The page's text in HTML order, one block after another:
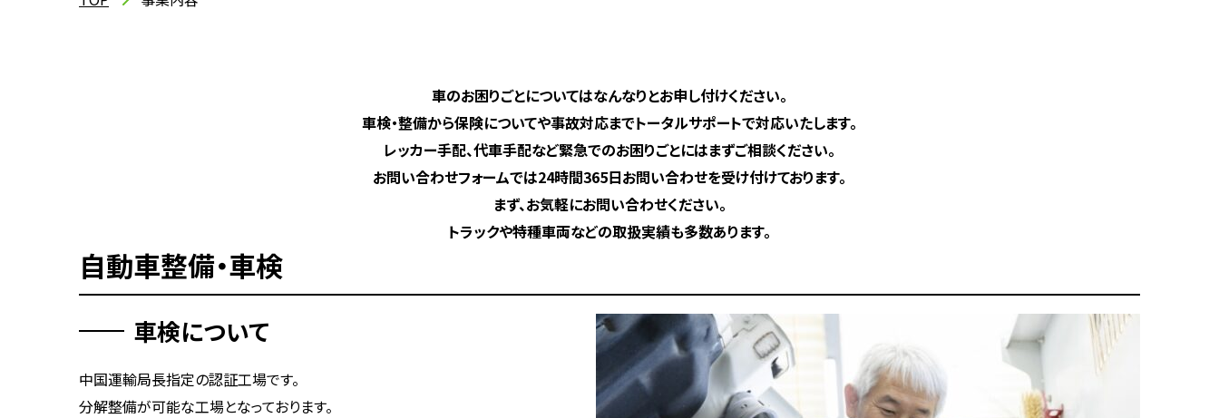
車のお困りごとについてはなんなりとお申し付けください。
車検・整備から保険についてや事故対応までトータルサポートで対応いたします。
レッカー手配、代車手配など緊急でのお困りごとにはまずご相談ください。
お問い合わせフォームでは24時間365日お問い合わせを受け付けております。
まず、お気軽にお問い合わせください。
トラックや特種車両などの取扱実績も多数あります。
自動車整備・車検
車検について
中国運輸局長指定の認証工場です。
分解整備が可能な工場となっております。